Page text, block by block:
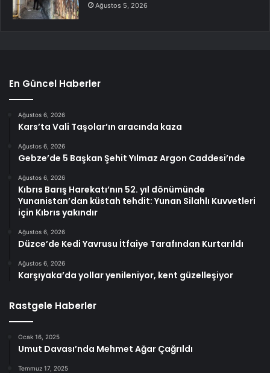
Ağustos 5, 2026
En Güncel Haberler
Ağustos 6, 2026
Kars’ta Vali Taşolar’ın aracında kaza
Ağustos 6, 2026
Gebze’de 5 Başkan Şehit Yılmaz Argon Caddesi’nde
Ağustos 6, 2026
Kıbrıs Barış Harekatı’nın 52. yıl dönümünde
Yunanistan’dan küstah tehdit: Yunan Silahlı Kuvvetleri
için Kıbrıs yakındır
Ağustos 6, 2026
Düzce’de Kedi Yavrusu İtfaiye Tarafından Kurtarıldı
Ağustos 6, 2026
Karşıyaka’da yollar yenileniyor, kent güzelleşiyor
Rastgele Haberler
Ocak 16, 2025
Umut Davası’nda Mehmet Ağar Çağrıldı
Temmuz 17, 2025